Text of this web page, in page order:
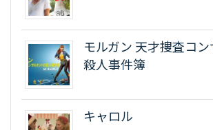
モルガン 天才捜査コ
殺人事件簿
キャロル